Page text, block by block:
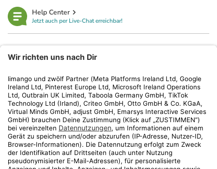
Help Center
Jetzt auch per Live-Chat erreichbar!
Kundenservice
Shop
Aktionen
Travel